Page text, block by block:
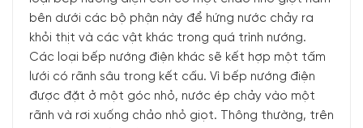
bên dưới các bộ phận này để hứng nước chảy ra
khỏi thịt và các vật khác trong quá trình nướng.
Các loại bếp nướng điện khác sẽ kết hợp một tấm
lưới có rãnh sâu trong kết cấu. Vì bếp nướng điện
được đặt ở một góc nhỏ, nước ép chảy vào một
rãnh và rơi xuống chảo nhỏ giọt. Thông thường, trên